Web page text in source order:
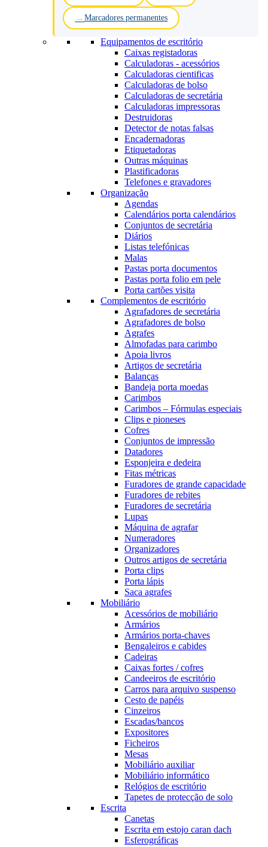
Marcadores permanentes
Equipamentos de escritório
Caixas registadoras
Calculadoras - acessórios
Calculadoras cientificas
Calculadoras de bolso
Calculadoras de secretária
Calculadoras impressoras
Destruidoras
Detector de notas falsas
Encadernadoras
Etiquetadoras
Outras máquinas
Plastificadoras
Telefones e gravadores
Organização
Agendas
Calendários porta calendários
Conjuntos de secretária
Diários
Listas telefónicas
Malas
Pastas porta documentos
Pastas porta folio em pele
Porta cartões visita
Complementos de escritório
Agrafadores de secretária
Agrafadores de bolso
Agrafes
Almofadas para carimbo
Apoia livros
Artigos de secretária
Balanças
Bandeja porta moedas
Carimbos
Carimbos – Fórmulas especiais
Clips e pioneses
Cofres
Conjuntos de impressão
Datadores
Esponjeira e dedeira
Fitas métricas
Furadores de grande capacidade
Furadores de rebites
Furadores de secretária
Lupas
Máquina de agrafar
Numeradores
Organizadores
Outros artigos de secretária
Porta clips
Porta lápis
Saca agrafes
Mobiliário
Acessórios de mobiliário
Armários
Armários porta-chaves
Bengaleiros e cabides
Cadeiras
Caixas fortes / cofres
Candeeiros de escritório
Carros para arquivo suspenso
Cesto de papéis
Cinzeiros
Escadas/bancos
Expositores
Ficheiros
Mesas
Mobiliário auxiliar
Mobiliário informático
Relógios de escritório
Tapetes de protecção de solo
Escrita
Canetas
Escrita em estojo caran dach
Esferográficas